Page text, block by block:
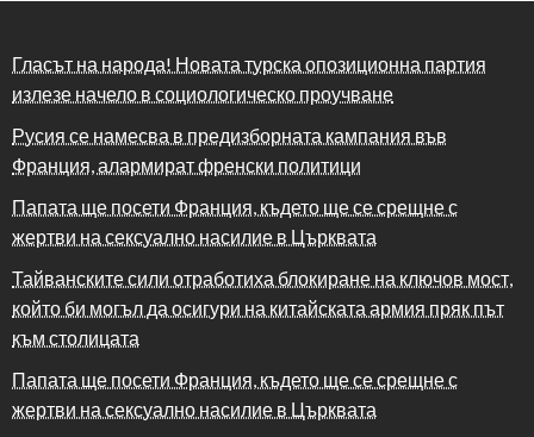
Гласът на народа! Новата турска опозиционна партия
излезе начело в социологическо проучване
Русия се намесва в предизборната кампания във
Франция, алармират френски политици
Папата ще посети Франция, където ще се срещне с
жертви на сексуално насилие в Църквата
Тайванските сили отработиха блокиране на ключов мост,
който би могъл да осигури на китайската армия пряк път
към столицата
Папата ще посети Франция, където ще се срещне с
жертви на сексуално насилие в Църквата